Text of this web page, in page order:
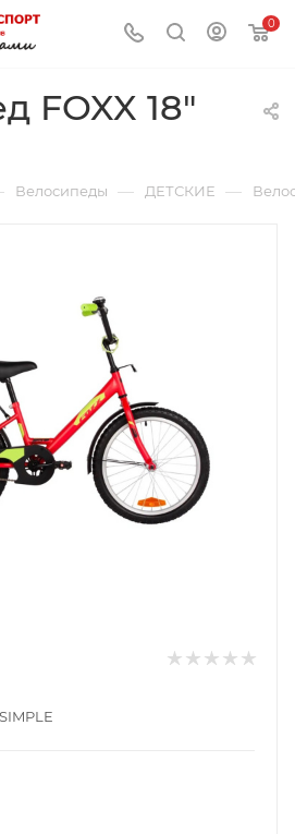
0
FOXX 18"
Велосипеды — ДЕТСКИЕ —